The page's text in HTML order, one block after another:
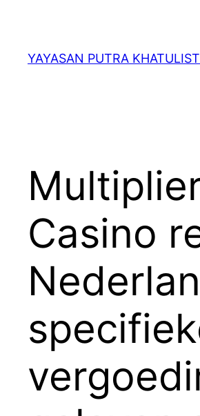
konten
YAYASAN PUTRA
Casino